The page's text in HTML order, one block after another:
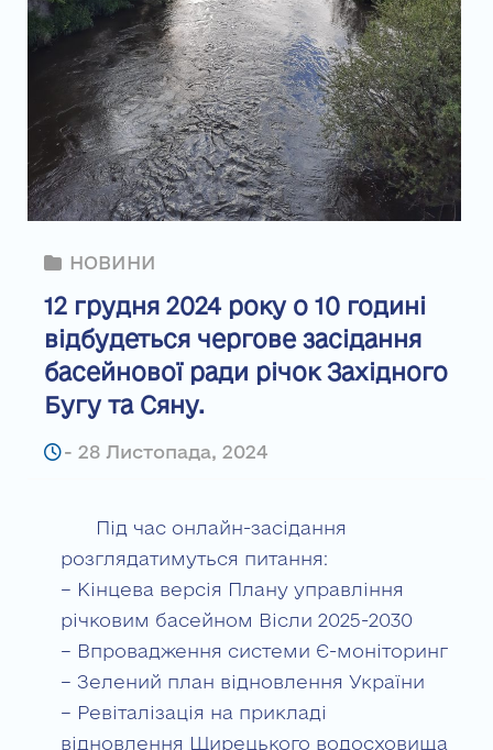
НОВИНИ
12 грудня 2024 року о 10 годині
відбудеться чергове засідання
басейнової ради річок Західного
Бугу та Сяну.
- 28 Листопада, 2024
Під час онлайн-засідання
розглядатимуться питання:
– Кінцева версія Плану управління
річковим басейном Вісли 2025-2030
– Впровадження системи Є-моніторинг
– Зелений план відновлення України
– Ревіталізація на прикладі
відновлення Щирецького водосховища